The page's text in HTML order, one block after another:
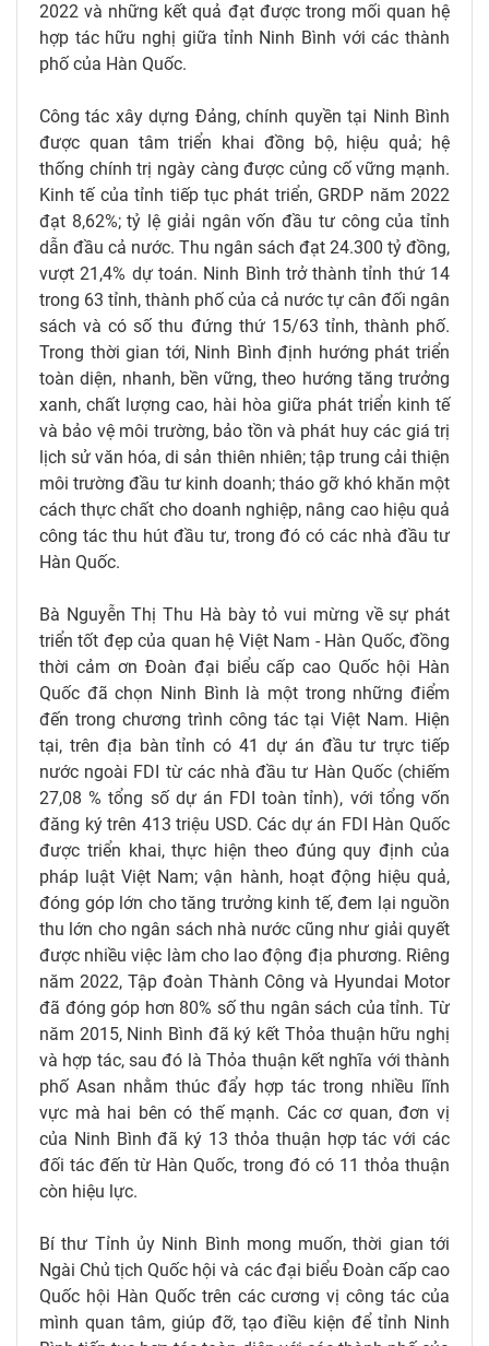
2022 và những kết quả đạt được trong mối quan hệ
hợp tác hữu nghị giữa tỉnh Ninh Bình với các thành
phố của Hàn Quốc.
Công tác xây dựng Đảng, chính quyền tại Ninh Bình
được quan tâm triển khai đồng bộ, hiệu quả; hệ
thống chính trị ngày càng được củng cố vững mạnh.
Kinh tế của tỉnh tiếp tục phát triển, GRDP năm 2022
đạt 8,62%; tỷ lệ giải ngân vốn đầu tư công của tỉnh
dẫn đầu cả nước. Thu ngân sách đạt 24.300 tỷ đồng,
vượt 21,4% dự toán. Ninh Bình trở thành tỉnh thứ 14
trong 63 tỉnh, thành phố của cả nước tự cân đối ngân
sách và có số thu đứng thứ 15/63 tỉnh, thành phố.
Trong thời gian tới, Ninh Bình định hướng phát triển
toàn diện, nhanh, bền vững, theo hướng tăng trưởng
xanh, chất lượng cao, hài hòa giữa phát triển kinh tế
và bảo vệ môi trường, bảo tồn và phát huy các giá trị
lịch sử văn hóa, di sản thiên nhiên; tập trung cải thiện
môi trường đầu tư kinh doanh; tháo gỡ khó khăn một
cách thực chất cho doanh nghiệp, nâng cao hiệu quả
công tác thu hút đầu tư, trong đó có các nhà đầu tư
Hàn Quốc.
Bà Nguyễn Thị Thu Hà bày tỏ vui mừng về sự phát
triển tốt đẹp của quan hệ Việt Nam - Hàn Quốc, đồng
thời cảm ơn Đoàn đại biểu cấp cao Quốc hội Hàn
Quốc đã chọn Ninh Bình là một trong những điểm
đến trong chương trình công tác tại Việt Nam. Hiện
tại, trên địa bàn tỉnh có 41 dự án đầu tư trực tiếp
nước ngoài FDI từ các nhà đầu tư Hàn Quốc (chiếm
27,08 % tổng số dự án FDI toàn tỉnh), với tổng vốn
đăng ký trên 413 triệu USD. Các dự án FDI Hàn Quốc
được triển khai, thực hiện theo đúng quy định của
pháp luật Việt Nam; vận hành, hoạt động hiệu quả,
đóng góp lớn cho tăng trưởng kinh tế, đem lại nguồn
thu lớn cho ngân sách nhà nước cũng như giải quyết
được nhiều việc làm cho lao động địa phương. Riêng
năm 2022, Tập đoàn Thành Công và Hyundai Motor
đã đóng góp hơn 80% số thu ngân sách của tỉnh. Từ
năm 2015, Ninh Bình đã ký kết Thỏa thuận hữu nghị
và hợp tác, sau đó là Thỏa thuận kết nghĩa với thành
phố Asan nhằm thúc đẩy hợp tác trong nhiều lĩnh
vực mà hai bên có thế mạnh. Các cơ quan, đơn vị
của Ninh Bình đã ký 13 thỏa thuận hợp tác với các
đối tác đến từ Hàn Quốc, trong đó có 11 thỏa thuận
còn hiệu lực.
Bí thư Tỉnh ủy Ninh Bình mong muốn, thời gian tới
Ngài Chủ tịch Quốc hội và các đại biểu Đoàn cấp cao
Quốc hội Hàn Quốc trên các cương vị công tác của
mình quan tâm, giúp đỡ, tạo điều kiện để tỉnh Ninh